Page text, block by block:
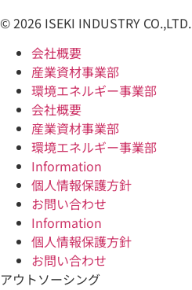
© 2026 ISEKI INDUSTRY CO.,LTD.
会社概要
産業資材事業部
環境エネルギー事業部
会社概要
産業資材事業部
環境エネルギー事業部
Information
個人情報保護方針
お問い合わせ
Information
個人情報保護方針
お問い合わせ
アウトソーシング